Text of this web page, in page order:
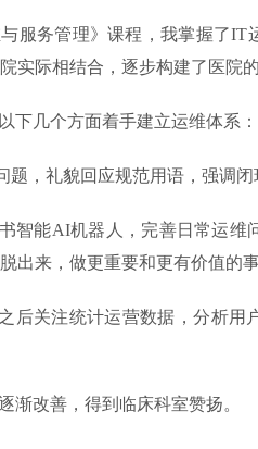
服务管理》课程，我掌握了IT
实际相结合，逐步构建了医院
下几个方面着手建立运维体系：
题，礼貌回应规范用语，强调
智能AI机器人，完善日常运维
出来，做更重要和更有价值的事
后关注统计运营数据，分析
渐改善，得到临床科室赞扬。